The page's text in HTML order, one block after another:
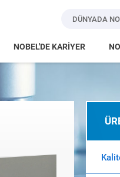
DÜNYADA
NOBEL'DE KARİYER